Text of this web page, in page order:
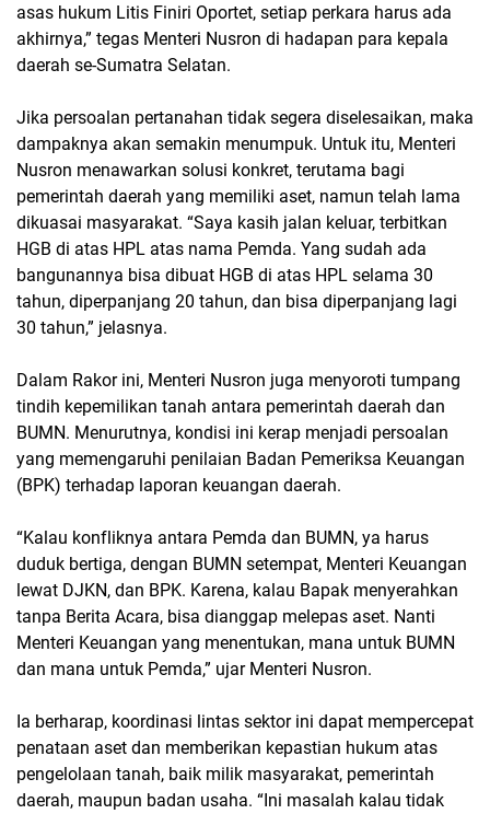
asas hukum Litis Finiri Oportet, setiap perkara harus ada
akhirnya,” tegas Menteri Nusron di hadapan para kepala
daerah se-Sumatra Selatan.
Jika persoalan pertanahan tidak segera diselesaikan, maka
dampaknya akan semakin menumpuk. Untuk itu, Menteri
Nusron menawarkan solusi konkret, terutama bagi
pemerintah daerah yang memiliki aset, namun telah lama
dikuasai masyarakat. “Saya kasih jalan keluar, terbitkan
HGB di atas HPL atas nama Pemda. Yang sudah ada
bangunannya bisa dibuat HGB di atas HPL selama 30
tahun, diperpanjang 20 tahun, dan bisa diperpanjang lagi
30 tahun,” jelasnya.
Dalam Rakor ini, Menteri Nusron juga menyoroti tumpang
tindih kepemilikan tanah antara pemerintah daerah dan
BUMN. Menurutnya, kondisi ini kerap menjadi persoalan
yang memengaruhi penilaian Badan Pemeriksa Keuangan
(BPK) terhadap laporan keuangan daerah.
“Kalau konfliknya antara Pemda dan BUMN, ya harus
duduk bertiga, dengan BUMN setempat, Menteri Keuangan
lewat DJKN, dan BPK. Karena, kalau Bapak menyerahkan
tanpa Berita Acara, bisa dianggap melepas aset. Nanti
Menteri Keuangan yang menentukan, mana untuk BUMN
dan mana untuk Pemda,” ujar Menteri Nusron.
Ia berharap, koordinasi lintas sektor ini dapat mempercepat
penataan aset dan memberikan kepastian hukum atas
pengelolaan tanah, baik milik masyarakat, pemerintah
daerah, maupun badan usaha. “Ini masalah kalau tidak